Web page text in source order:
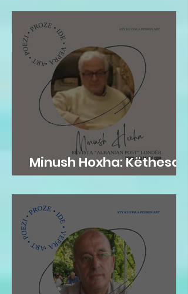
Minush Hoxha: Këthesa
emotive e zemres